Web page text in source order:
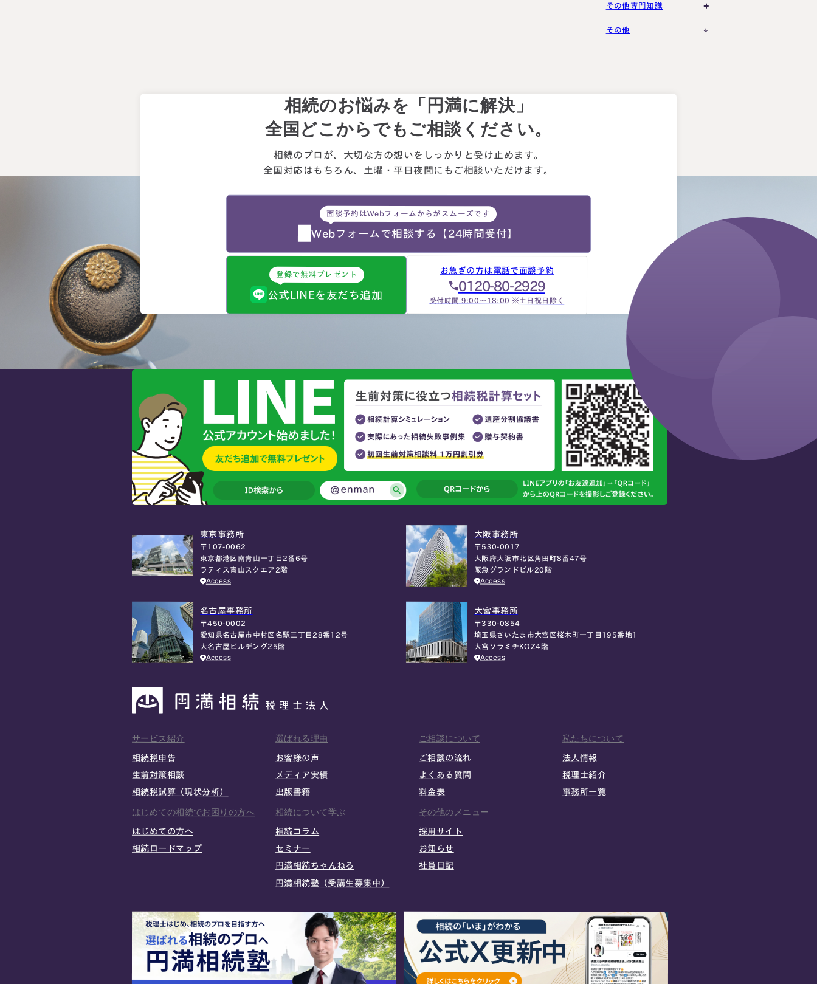
その他の相続対策
役員関連
事業承継税制
医療法人
税理士試験
税理士キャリア
米国関連
海外不動産
その他専門知識
事例紹介
その他
相続のお悩みを「円満に解決」
全国どこからでもご相談ください。
相続のプロが、大切な方の想いを しっかりと受け止めます。
全国対応はもちろん、 土曜・平日夜間にもご相談 いただけます。
面談予約はWebフォームからがスムーズです
Webフォームで相談する 【24時間受付】
登録で無料プレゼント
公式LINEを友だち追加
お急ぎの方は電話で面談予約
0120-80-2929
受付時間 9:00～18:00 ※土日祝日除く
東京事務所
〒107-0062
東京都港区南青山一丁目2番6号
ラティス青山スクエア2階
Access
大阪事務所
〒530-0017
大阪府大阪市北区角田町8番47号
阪急グランドビル20階
Access
名古屋事務所
〒450-0002
愛知県名古屋市中村区名駅三丁目28番12号
大名古屋ビルヂング25階
Access
大宮事務所
〒330-0854
埼玉県さいたま市大宮区桜木町一丁目195番地1
大宮ソラミチKOZ4階
Access
サービス紹介
相続税申告
生前対策相談
相続税試算（現状分析）
選ばれる理由
お客様の声
メディア実績
出版書籍
ご相談について
ご相談の流れ
よくある質問
料金表
私たちについて
法人情報
税理士紹介
事務所一覧
はじめての相続でお困りの方へ
はじめての方へ
相続ロードマップ
相続について学ぶ
相続コラム
セミナー
円満相続ちゃんねる
円満相続塾（受講生募集中）
その他のメニュー
採用サイト
お知らせ
社員日記